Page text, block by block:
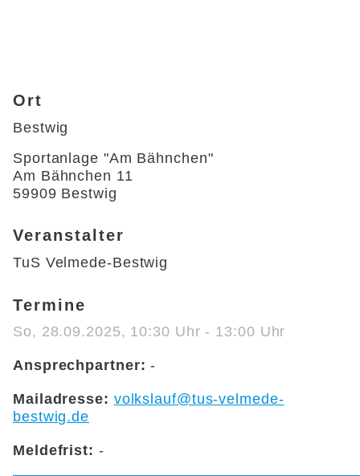
Ort
Bestwig
Sportanlage "Am Bähnchen"
Am Bähnchen 11
59909 Bestwig
Veranstalter
TuS Velmede-Bestwig
Termine
So, 28.09.2025, 10:30 Uhr - 13:00 Uhr
Ansprechpartner:-
Mailadresse: volkslauf@tus-velmede-
bestwig.de
Meldefrist: -